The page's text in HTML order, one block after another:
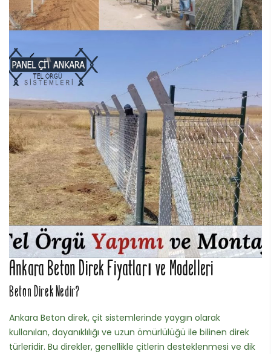
Ankara Beton Direk Fiyatları ve Modelleri
Beton Direk Nedir?
Ankara Beton direk, çit sistemlerinde yaygın olarak
kullanılan, dayanıklılığı ve uzun ömürlülüğü ile bilinen direk
türleridir. Bu direkler, genellikle çitlerin desteklenmesi ve dik